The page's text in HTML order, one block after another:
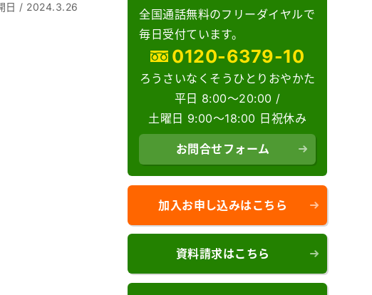
日 / 2024.3.26
全国通話無料のフリーダイヤルで
毎日受付ています。
0120-6379-10
ろうさいなくそうひとりおやかた
平日 8:00～20:00 /
土曜日 9:00～18:00 日祝休み
お問合せフォーム
加入お申し込みはこちら
資料請求はこちら